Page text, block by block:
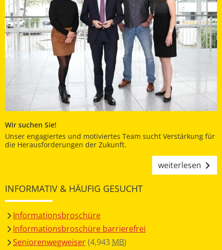
Wir suchen Sie!
Unser engagiertes und motiviertes Team sucht Verstärkung für
die Herausforderungen der Zukunft.
weiterlesen
INFORMATIV & HÄUFIG GESUCHT
Informationsbroschüre
Informationsbroschüre barrierefrei
Seniorenwegweiser(4,943MB)